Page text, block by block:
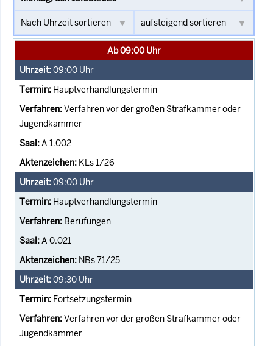
Ab 09:00 Uhr
09:00 Uhr
Hauptverhandlungstermin
Verfahren vor der großen Strafkammer oder
Jugendkammer
A 1.002
KLs 1/26
09:00 Uhr
Hauptverhandlungstermin
Berufungen
A 0.021
NBs 71/25
09:30 Uhr
Fortsetzungstermin
Verfahren vor der großen Strafkammer oder
Jugendkammer